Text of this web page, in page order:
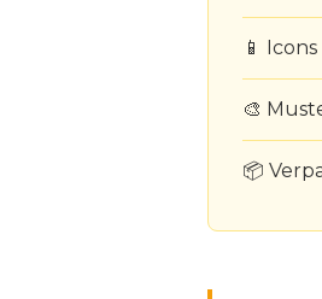
📱
🎨
📦